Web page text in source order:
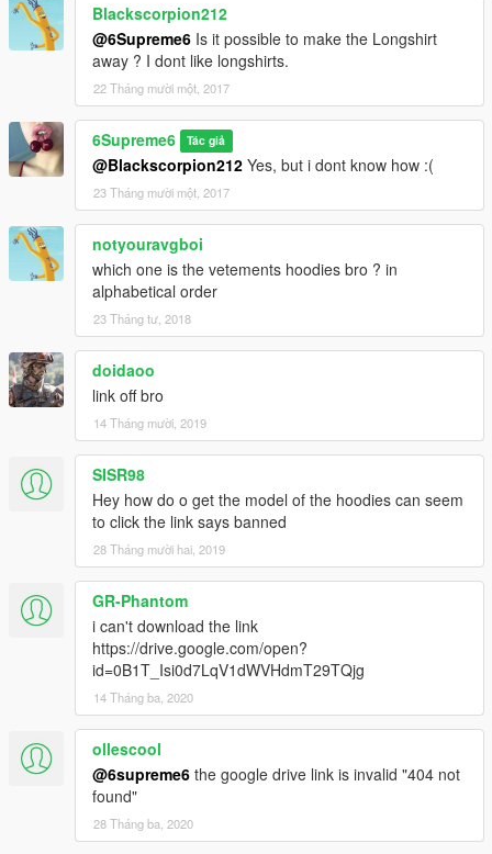
Blackscorpion212
@6Supreme6 Is it possible to make the Longshirt
away ? I dont like longshirts.
22 Tháng mười một, 2017
6Supreme6 Tác giả
@Blackscorpion212 Yes, but i dont know how :(
23 Tháng mười một, 2017
notyouravgboi
which one is the vetements hoodies bro ? in
alphabetical order
23 Tháng tư, 2018
doidaoo
link off bro
14 Tháng mười, 2019
SISR98
Hey how do o get the model of the hoodies can seem
to click the link says banned
28 Tháng mười hai, 2019
GR-Phantom
i can't download the link
https://drive.google.com/open?
id=0B1T_Isi0d7LqV1dWVHdmT29TQjg
14 Tháng ba, 2020
ollescool
@6supreme6 the google drive link is invalid "404 not
found"
28 Tháng ba, 2020